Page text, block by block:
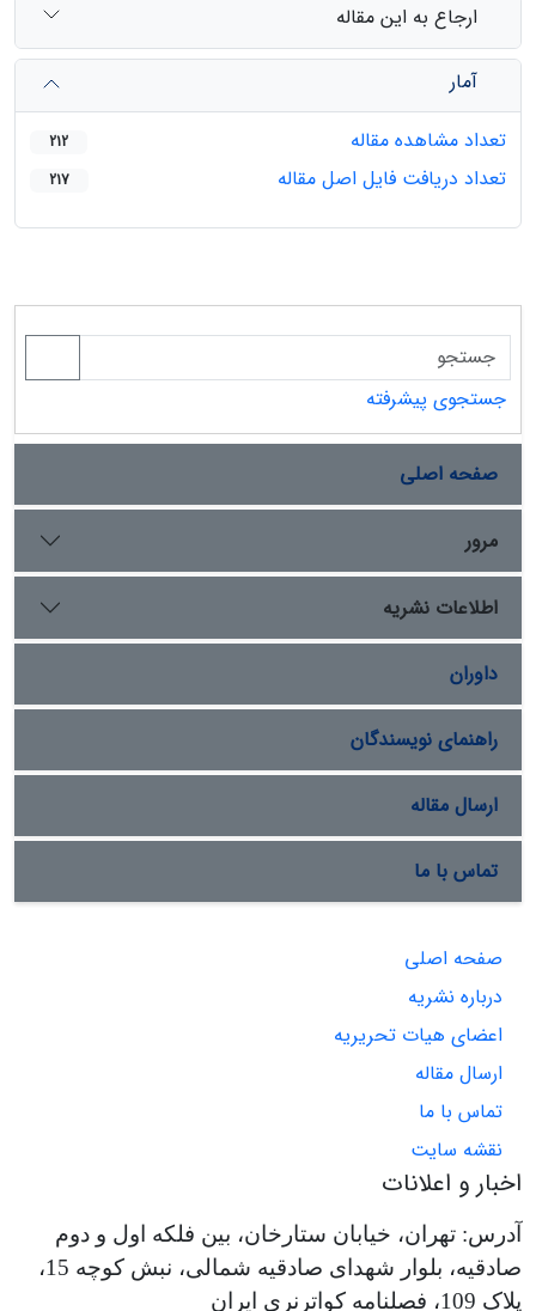
ارجاع به این مقاله
آمار
تعداد مشاهده مقاله
212
تعداد دریافت فایل اصل مقاله 217
جستجوی پیشرفته
صفحه اصلی
مرور
اطلاعات نشریه
داوران
راهنمای نویسندگان
ارسال مقاله
تماس با ما
صفحه اصلی
درباره نشریه
اعضای هیات تحریریه
ارسال مقاله
تماس با ما
نقشه سایت
اخبار و اعلانات
آدرس: تهران، خیابان ستارخان، بین فلکه اول و دوم
صادقیه، بلوار شهدای صادقیه شمالی، نبش کوچه 15،
پلاک 109، فصلنامه کواترنری ایران